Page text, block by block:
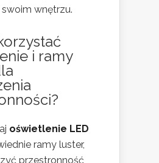
wnętrzu.
i ramy
oświetlenie LED
ramy luster,
przestronność